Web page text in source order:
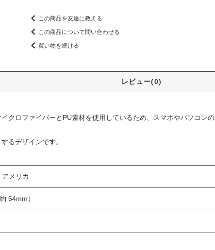
この商品を友達に教える
この商品について問い合わせる
買い物を続ける
レビュー(0)
クロファイバーとPU素材を使用しているため、スマホやパソコンの
るデザインです。
メリカ
64mm）